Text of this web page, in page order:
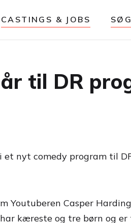
CASTINGS & JOBS
til DR
et nyt comedy program til
Youtuberen Casper
kæreste og tre børn og